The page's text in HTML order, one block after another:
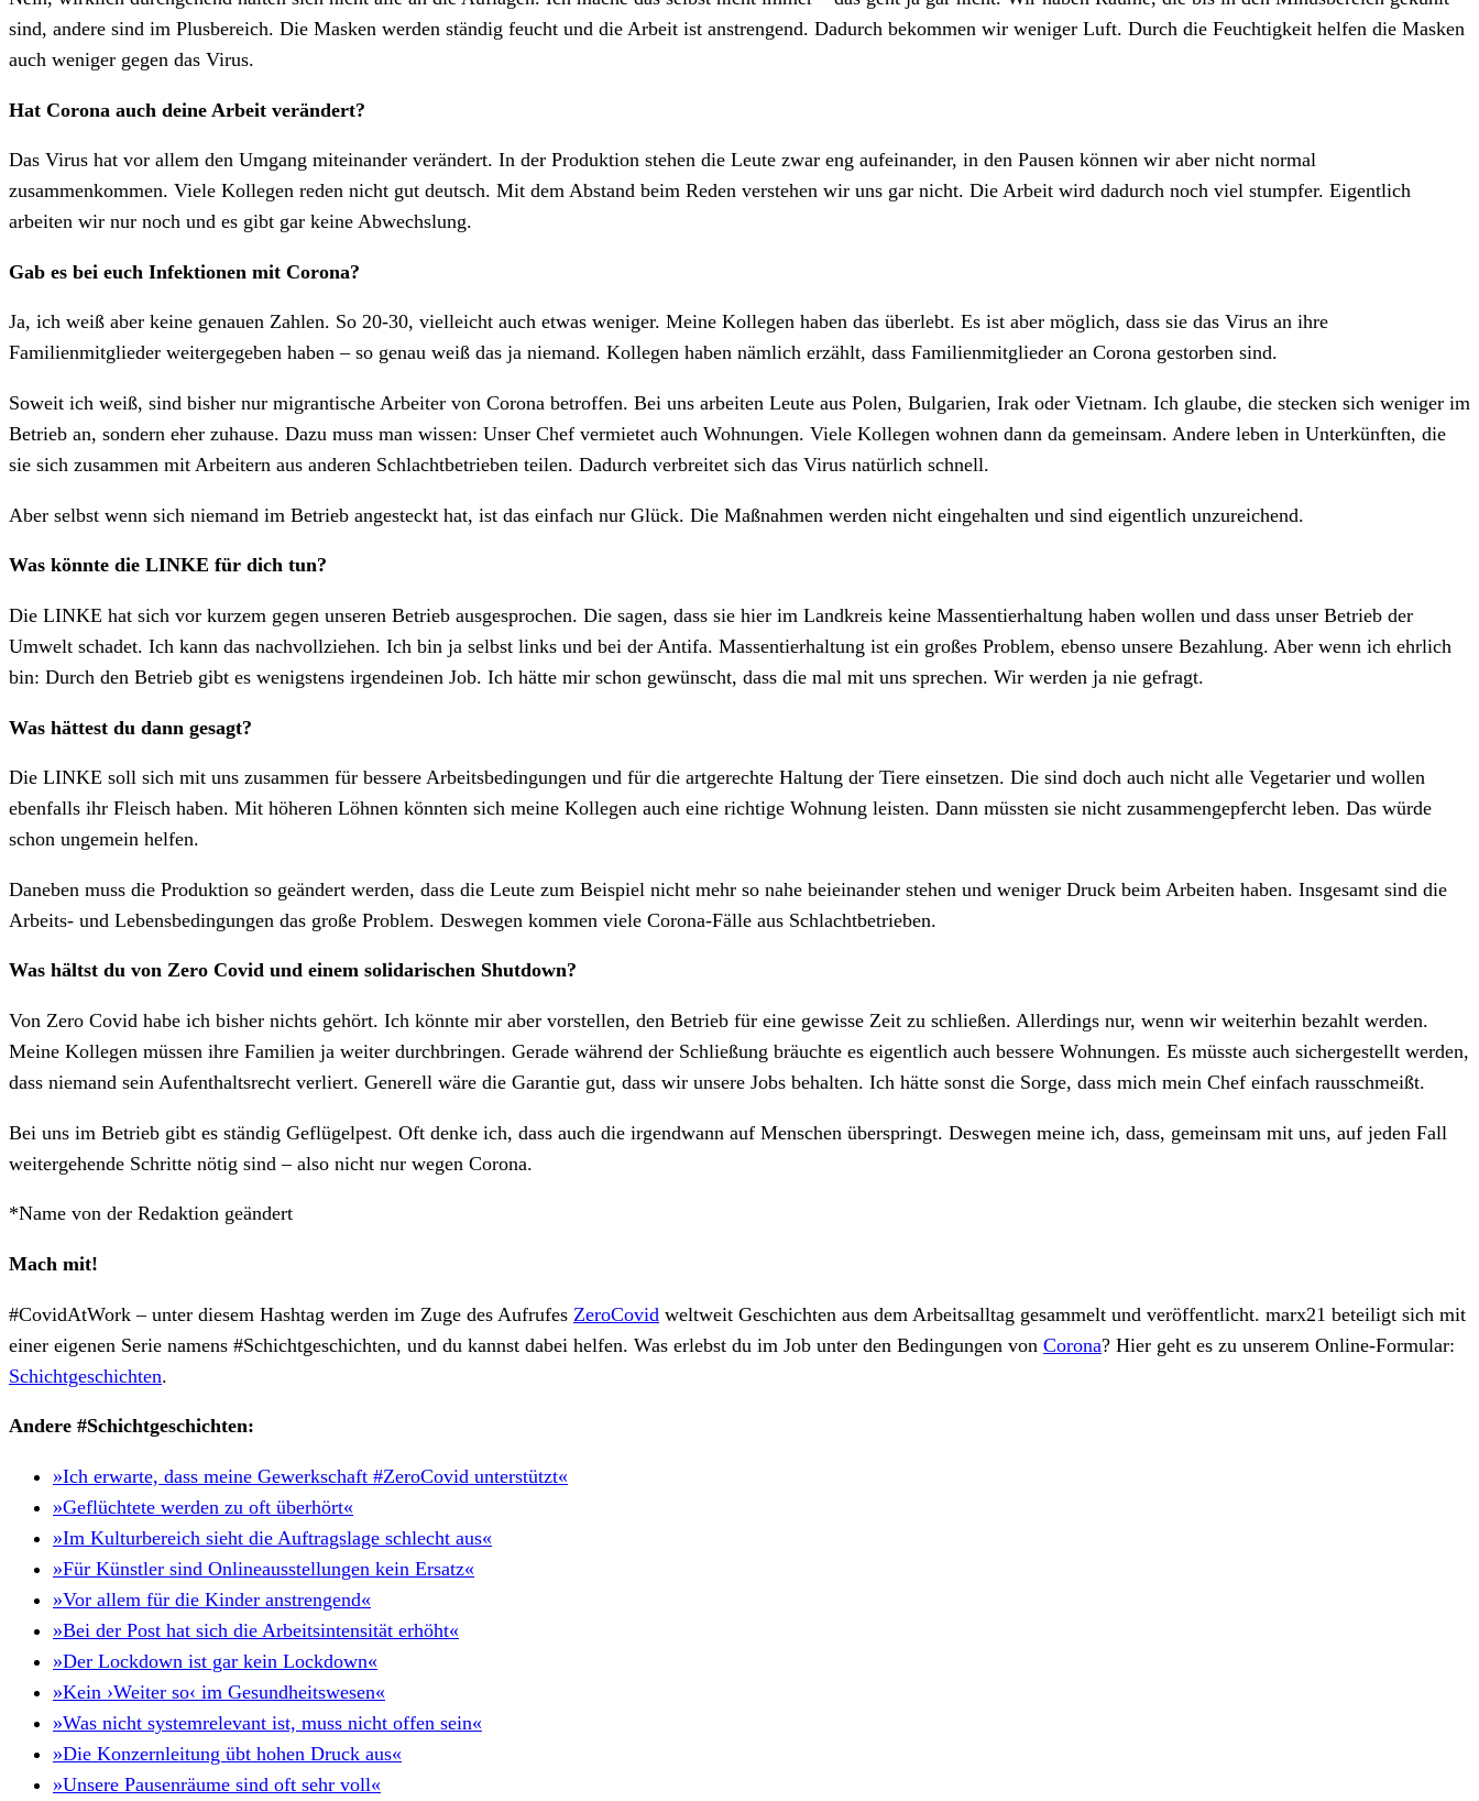
sind, andere sind im Plusbereich. Die Masken werden ständig feucht und die Arbeit ist anstrengend. Dadurch bekommen wir weniger Luft. Durch die Feuchtigkeit helfen die Masken
auch weniger gegen das Virus.
Hat Corona auch deine Arbeit verändert?
Das Virus hat vor allem den Umgang miteinander verändert. In der Produktion stehen die Leute zwar eng aufeinander, in den Pausen können wir aber nicht normal
zusammenkommen. Viele Kollegen reden nicht gut deutsch. Mit dem Abstand beim Reden verstehen wir uns gar nicht. Die Arbeit wird dadurch noch viel stumpfer. Eigentlich
arbeiten wir nur noch und es gibt gar keine Abwechslung.
Gab es bei euch Infektionen mit Corona?
Ja, ich weiß aber keine genauen Zahlen. So 20-30, vielleicht auch etwas weniger. Meine Kollegen haben das überlebt. Es ist aber möglich, dass sie das Virus an ihre
Familienmitglieder weitergegeben haben – so genau weiß das ja niemand. Kollegen haben nämlich erzählt, dass Familienmitglieder an Corona gestorben sind.
Soweit ich weiß, sind bisher nur migrantische Arbeiter von Corona betroffen. Bei uns arbeiten Leute aus Polen, Bulgarien, Irak oder Vietnam. Ich glaube, die stecken sich weniger im
Betrieb an, sondern eher zuhause. Dazu muss man wissen: Unser Chef vermietet auch Wohnungen. Viele Kollegen wohnen dann da gemeinsam. Andere leben in Unterkünften, die
sie sich zusammen mit Arbeitern aus anderen Schlachtbetrieben teilen. Dadurch verbreitet sich das Virus natürlich schnell.
Aber selbst wenn sich niemand im Betrieb angesteckt hat, ist das einfach nur Glück. Die Maßnahmen werden nicht eingehalten und sind eigentlich unzureichend.
Was könnte die LINKE für dich tun?
Die LINKE hat sich vor kurzem gegen unseren Betrieb ausgesprochen. Die sagen, dass sie hier im Landkreis keine Massentierhaltung haben wollen und dass unser Betrieb der
Umwelt schadet. Ich kann das nachvollziehen. Ich bin ja selbst links und bei der Antifa. Massentierhaltung ist ein großes Problem, ebenso unsere Bezahlung. Aber wenn ich ehrlich
bin: Durch den Betrieb gibt es wenigstens irgendeinen Job. Ich hätte mir schon gewünscht, dass die mal mit uns sprechen. Wir werden ja nie gefragt.
Was hättest du dann gesagt?
Die LINKE soll sich mit uns zusammen für bessere Arbeitsbedingungen und für die artgerechte Haltung der Tiere einsetzen. Die sind doch auch nicht alle Vegetarier und wollen
ebenfalls ihr Fleisch haben. Mit höheren Löhnen könnten sich meine Kollegen auch eine richtige Wohnung leisten. Dann müssten sie nicht zusammengepfercht leben. Das würde
schon ungemein helfen.
Daneben muss die Produktion so geändert werden, dass die Leute zum Beispiel nicht mehr so nahe beieinander stehen und weniger Druck beim Arbeiten haben. Insgesamt sind die
Arbeits- und Lebensbedingungen das große Problem. Deswegen kommen viele Corona-Fälle aus Schlachtbetrieben.
Was hältst du von Zero Covid und einem solidarischen Shutdown?
Von Zero Covid habe ich bisher nichts gehört. Ich könnte mir aber vorstellen, den Betrieb für eine gewisse Zeit zu schließen. Allerdings nur, wenn wir weiterhin bezahlt werden.
Meine Kollegen müssen ihre Familien ja weiter durchbringen. Gerade während der Schließung bräuchte es eigentlich auch bessere Wohnungen. Es müsste auch sichergestellt werden,
dass niemand sein Aufenthaltsrecht verliert. Generell wäre die Garantie gut, dass wir unsere Jobs behalten. Ich hätte sonst die Sorge, dass mich mein Chef einfach rausschmeißt.
Bei uns im Betrieb gibt es ständig Geflügelpest. Oft denke ich, dass auch die irgendwann auf Menschen überspringt. Deswegen meine ich, dass, gemeinsam mit uns, auf jeden Fall
weitergehende Schritte nötig sind – also nicht nur wegen Corona.
*Name von der Redaktion geändert
Mach mit!
#CovidAtWork – unter diesem Hashtag werden im Zuge des Aufrufes ZeroCovid weltweit Geschichten aus dem Arbeitsalltag gesammelt und veröffentlicht. marx21 beteiligt sich mit
einer eigenen Serie namens #Schichtgeschichten, und du kannst dabei helfen. Was erlebst du im Job unter den Bedingungen von Corona? Hier geht es zu unserem Online-Formular:
Schichtgeschichten.
Andere #Schichtgeschichten:
»Ich erwarte, dass meine Gewerkschaft #ZeroCovid unterstützt«
»Geflüchtete werden zu oft überhört«
»Im Kulturbereich sieht die Auftragslage schlecht aus«
»Für Künstler sind Onlineausstellungen kein Ersatz«
»Vor allem für die Kinder anstrengend«
»Bei der Post hat sich die Arbeitsintensität erhöht«
»Der Lockdown ist gar kein Lockdown«
»Kein ›Weiter so‹ im Gesundheitswesen«
»Was nicht systemrelevant ist, muss nicht offen sein«
»Die Konzernleitung übt hohen Druck aus«
»Unsere Pausenräume sind oft sehr voll«